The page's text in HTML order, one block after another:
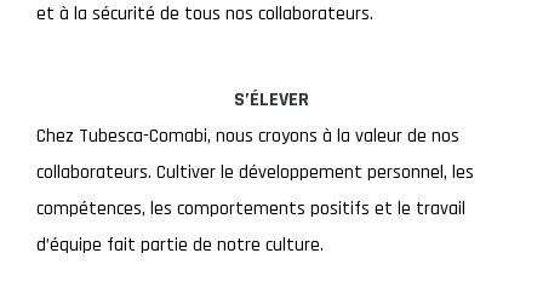
et à la sécurité de tous nos collaborateurs.
S’ÉLEVER
Chez Tubesca-Comabi, nous croyons à la valeur de nos
collaborateurs. Cultiver le développement personnel, les
compétences, les comportements positifs et le travail
d’équipe fait partie de notre culture.